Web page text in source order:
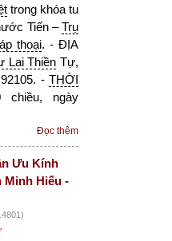
trong khóa tu
Tiến –Trụ
thoại. - ĐỊA
Lai Thiền Tự,
- THỜI
chiều, ngày
Đọc thêm
Ưu Kính
Minh Hiếu -